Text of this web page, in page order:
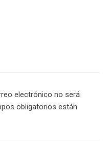
electrónico no será
obligatorios están